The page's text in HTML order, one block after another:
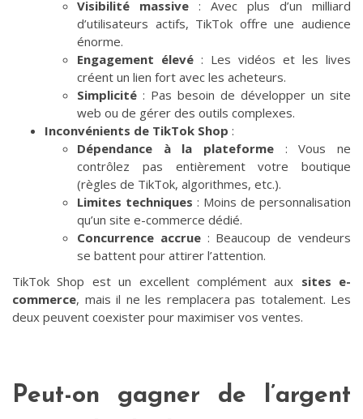
Visibilité massive : Avec plus d’un milliard
d’utilisateurs actifs, TikTok offre une audience
énorme.
Engagement élevé : Les vidéos et les lives
créent un lien fort avec les acheteurs.
Simplicité : Pas besoin de développer un site
web ou de gérer des outils complexes.
Inconvénients de TikTok Shop :
Dépendance à la plateforme : Vous ne
contrôlez pas entièrement votre boutique
(règles de TikTok, algorithmes, etc.).
Limites techniques : Moins de personnalisation
qu’un site e-commerce dédié.
Concurrence accrue: Beaucoup de vendeurs
se battent pour attirer l’attention.
TikTok Shop est un excellent complément aux sites e-
commerce, mais il ne les remplacera pas totalement. Les
deux peuvent coexister pour maximiser vos ventes.
Peut-on gagner de l’argent